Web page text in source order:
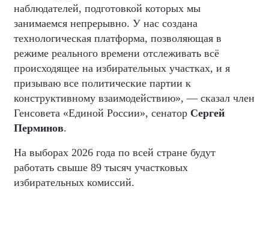
наблюдателей, подготовкой которых мы
занимаемся непрерывно. У нас создана
технологическая платформа, позволяющая в
режиме реального времени отслеживать всё
происходящее на избирательных участках, и я
призываю все политические партии к
конструктивному взаимодействию», — сказал член
Генсовета «Единой России», сенатор Сергей
Перминов.
На выборах 2026 года по всей стране будут
работать свыше 89 тысяч участковых
избирательных комиссий.